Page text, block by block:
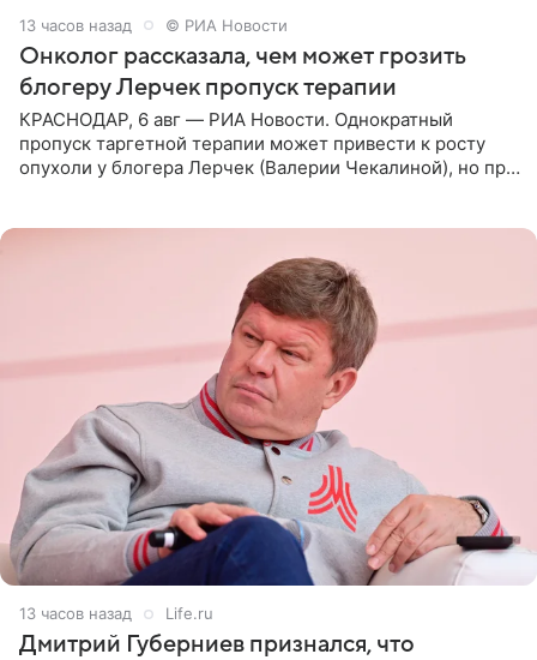
13 часов назад © РИА Новости
Онколог рассказала, чем может грозить
блогеру Лерчек пропуск терапии
КРАСНОДАР, 6 авг — РИА Новости. Однократный
пропуск таргетной терапии может привести к росту
опухоли у блогера Лерчек (Валерии Чекалиной), но при
13 часов назад Life.ru
Дмитрий Губерниев признался, что